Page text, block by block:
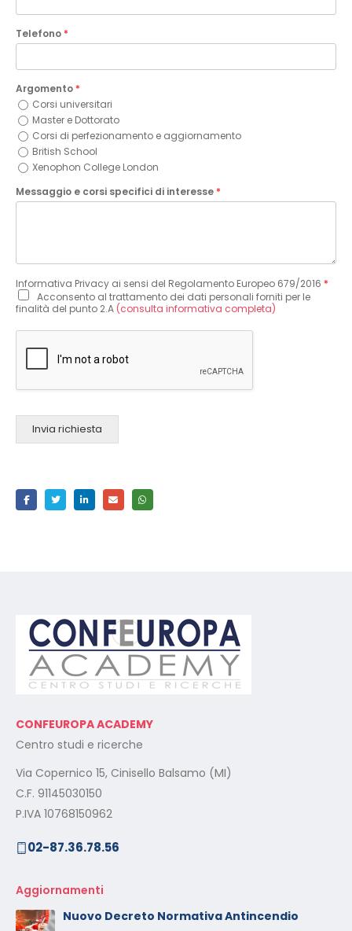
Telefono *
Argomento *
Corsi universitari
Master e Dottorato
Corsi di perfezionamento e aggiornamento
British School
Xenophon College London
Messaggio e corsi specifici di interesse *
Informativa Privacy ai sensi del Regolamento Europeo 679/2016 *
Acconsento al trattamento dei dati personali forniti per le
finalità del punto 2.A (consulta informativa completa)
Invia richiesta
CONFEUROPA ACADEMY
Centro studi e ricerche
Via Copernico 15, Cinisello Balsamo (MI)
C.F. 91145030150
P.IVA 10768150962
02-87.36.78.56
Aggiornamenti
Nuovo Decreto Normativa Antincendio